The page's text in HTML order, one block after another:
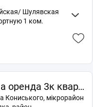
Шулявская
1 ком.
и бытовой
шкаф/
бронедверь. В
раскладной
Довготривала оренда 3к квартири на вул. Олександра Кониського 46/11 • ID 34626576
Кониського, мікрорайон